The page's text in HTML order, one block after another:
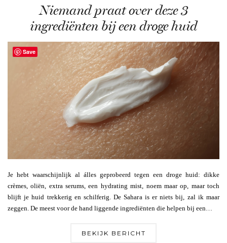
Niemand praat over deze 3
ingrediënten bij een droge huid
Je hebt waarschijnlijk al álles geprobeerd tegen een droge huid: dikke
crèmes, oliën, extra serums, een hydrating mist, noem maar op, maar toch
blijft je huid trekkerig en schilferig. De Sahara is er niets bij, zal ik maar
zeggen. De meest voor de hand liggende ingrediënten die helpen bij een…
BEKIJK BERICHT
Save